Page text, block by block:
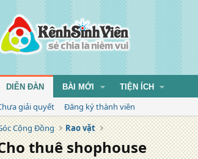
DIỄN ĐÀN BÀI MỚI TIỆN ÍCH
giải quyết
Đăng ký thành viên
Cộng Đồng
Rao vặt
thuê shophouse